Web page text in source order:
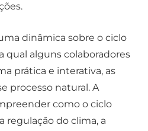
dinâmica sobre o ciclo
qual alguns colaboradores
prática e interativa, as
processo natural. A
como o ciclo
regulação do clima, a